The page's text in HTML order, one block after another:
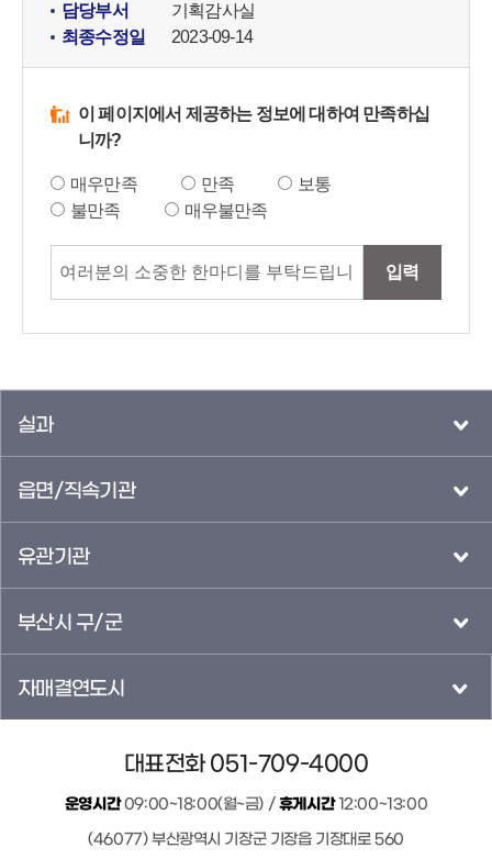
담당부서
기획감사실
최종수정일
2023-09-14
이 페이지에서 제공하는 정보에 대하여 만족하십
니까?
매우만족 만족
보통
불만족
매우불만족
입력
실과
읍면/직속기관
유관기관
부산시 구/군
자매결연도시
대표전화 051-709-4000
운영시간09:00~18:00(월~금) /휴게시간12:00~13:00
(46077) 부산광역시 기장군 기장읍 기장대로 560